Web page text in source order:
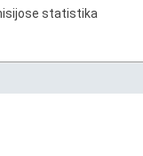
statistika